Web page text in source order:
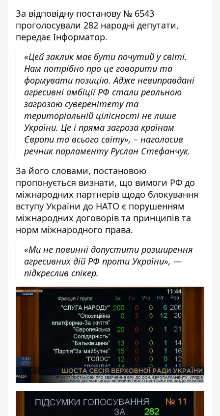
За відповідну постанову № 6543
проголосували 282 народні депутати,
передає Інформатор.
«Цей заклик має бути почутий у світі.
Нам потрібно про це говорити та
формувати позицію. Адже невиправдані
агресивні амбіції РФ стали реальною
загрозою суверенітету та
територіальній цілісності не лише
України. Це і пряма загроза країнам
Європи та всього світу», – наголосив
речник парламенту Руслан Стефанчук.
За його словами, постановою
пропонується визнати, що вимоги РФ до
міжнародних партнерів щодо блокування
вступу України до НАТО є порушенням
міжнародних договорів та принципів та
норм міжнародного права.
«Ми не повинні допустити розширення
агресивних дій РФ проти України», —
підкреслив спікер.